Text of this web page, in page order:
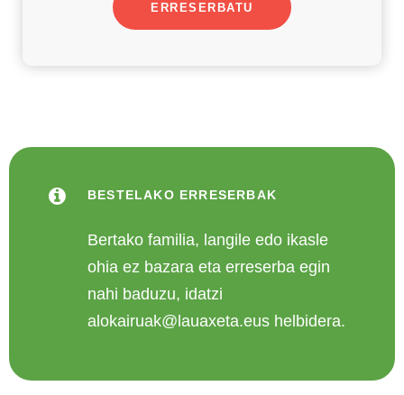
ERRESERBATU
BESTELAKO ERRESERBAK
Bertako familia, langile edo ikasle
ohia ez bazara eta erreserba egin
nahi baduzu, idatzi
alokairuak@lauaxeta.eus helbidera.